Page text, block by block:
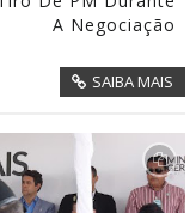
A Negociação
SAIBA MAIS